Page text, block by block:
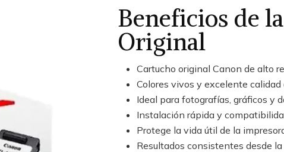
Beneficios de
Original
Cartucho original Canon de alto
Colores vivos y excelente calidad
Ideal para fotografías, gráficos y
Instalación rápida y
Protege la vida útil de la
Resultados consistentes desde